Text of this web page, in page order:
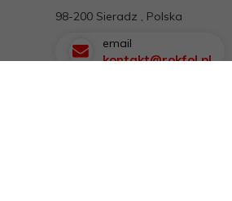
98-200 Sieradz
Polska
email
kontakt@rokfol.pl